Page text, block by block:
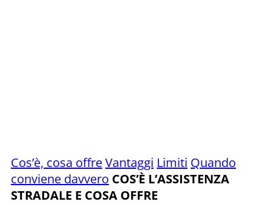
Cos’è, cosa offreVantaggi Limiti Quando
conviene davvero COS’È L’ASSISTENZA
STRADALE E COSA OFFRE